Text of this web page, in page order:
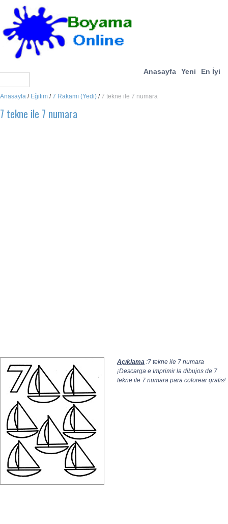
Anasayfa Yeni En İyi
Anasayfa / Eğitim /7 Rakamı (Yedi) /7 tekne ile 7 numara
7 tekne ile 7 numara
Açıklama :7 tekne ile 7 numara
¡Descarga e Imprimir la dibujos de 7
tekne ile 7 numara para colorear gratis!